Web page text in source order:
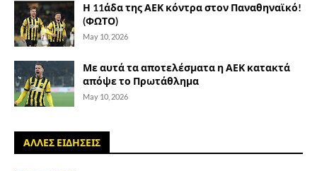
Η 11άδα της ΑΕΚ κόντρα στον Παναθηναϊκό!
(ΦΩΤΟ)
May 10, 2026
Με αυτά τα αποτελέσματα η ΑΕΚ κατακτά
απόψε το Πρωτάθλημα
May 10, 2026
ΑΛΛΕΣ ΕΙΔΗΣΕΙΣ